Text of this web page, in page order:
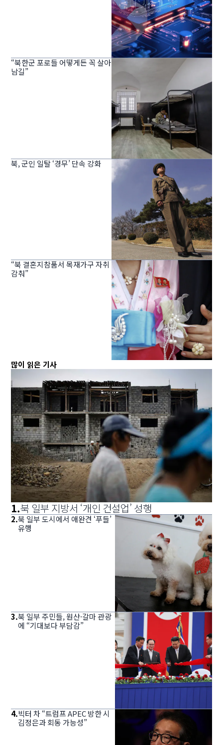
“북한군 포로들 어떻게든 꼭 살아
남길”
북, 군인 일탈 ‘경무’ 단속 강화
“북 결혼지참품서 목재가구 자취
감춰”
많이 읽은 기사
1.북 일부 지방서 ‘개인 건설업’ 성행
2.북 일부 도시에서 애완견 ‘푸들’
유행
3.북 일부 주민들, 원산·갈마 관광
에 “기대보다 부담감”
4.빅터 차 “트럼프 APEC 방한 시
김정은과 회동 가능성”